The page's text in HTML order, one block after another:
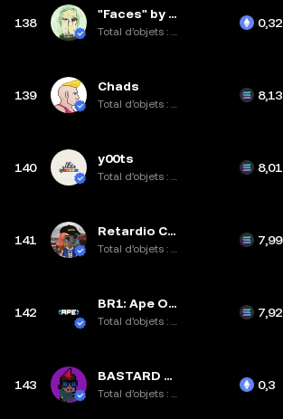
138
"Faces" by Michael Hafftka
Total d’objets : 99
0,32
139
Chads
Total d’objets : 5,6K
8,13
140
y00ts
Total d’objets : 7,8K
8,01
141
Retardio Cousins
Total d’objets : 4,5K
7,99
142
BR1: Ape Operatives
Total d’objets : 474
7,92
143
BASTARD GAN PUNKS V2
Total d’objets : 11,4K
0,3